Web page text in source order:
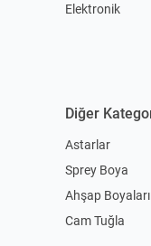
Elektronik
Diğer
Astarlar
Sprey Boya
Ahşap Boyaları
Cam Tuğla